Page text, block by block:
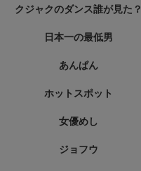
クジャクのダンス誰が見た？
日本一の最低男
あんぱん
ホットスポット
女優めし
ジョフウ